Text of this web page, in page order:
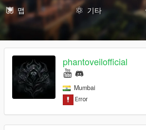
맵
기타
phantoveilofficial
Mumbai